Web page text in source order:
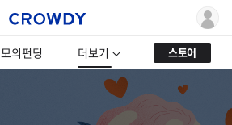
모의펀딩 더보기 스토어